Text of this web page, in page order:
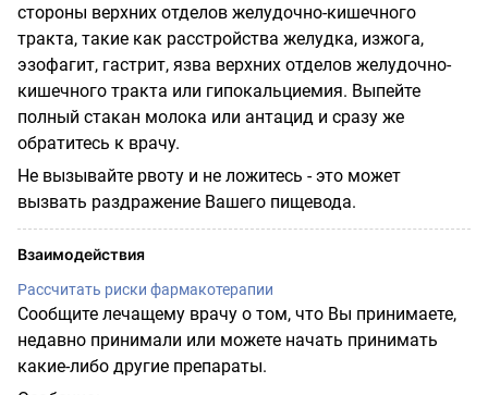
стороны верхних отделов желудочно-кишечного
тракта, такие как расстройства желудка, изжога,
эзофагит, гастрит, язва верхних отделов желудочно-
кишечного тракта или гипокальциемия. Выпейте
полный стакан молока или антацид и сразу же
обратитесь к врачу.
Не вызывайте рвоту и не ложитесь - это может
вызвать раздражение Вашего пищевода.
Взаимодействия
Рассчитать риски фармакотерапии
Сообщите лечащему врачу о том, что Вы принимаете,
недавно принимали или можете начать принимать
какие-либо другие препараты.